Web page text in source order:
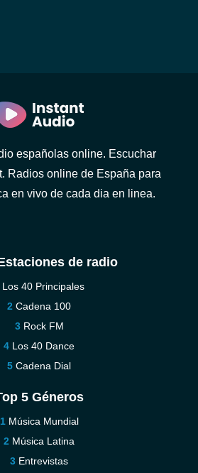
españolas online. Escuchar
Radios online de España para
en vivo de cada dia en linea.
de radio
Los 40 Principales
Cadena 100
Rock FM
Los 40 Dance
Cadena Dial
5 Géneros
Música Mundial
Música Latina
Entrevistas